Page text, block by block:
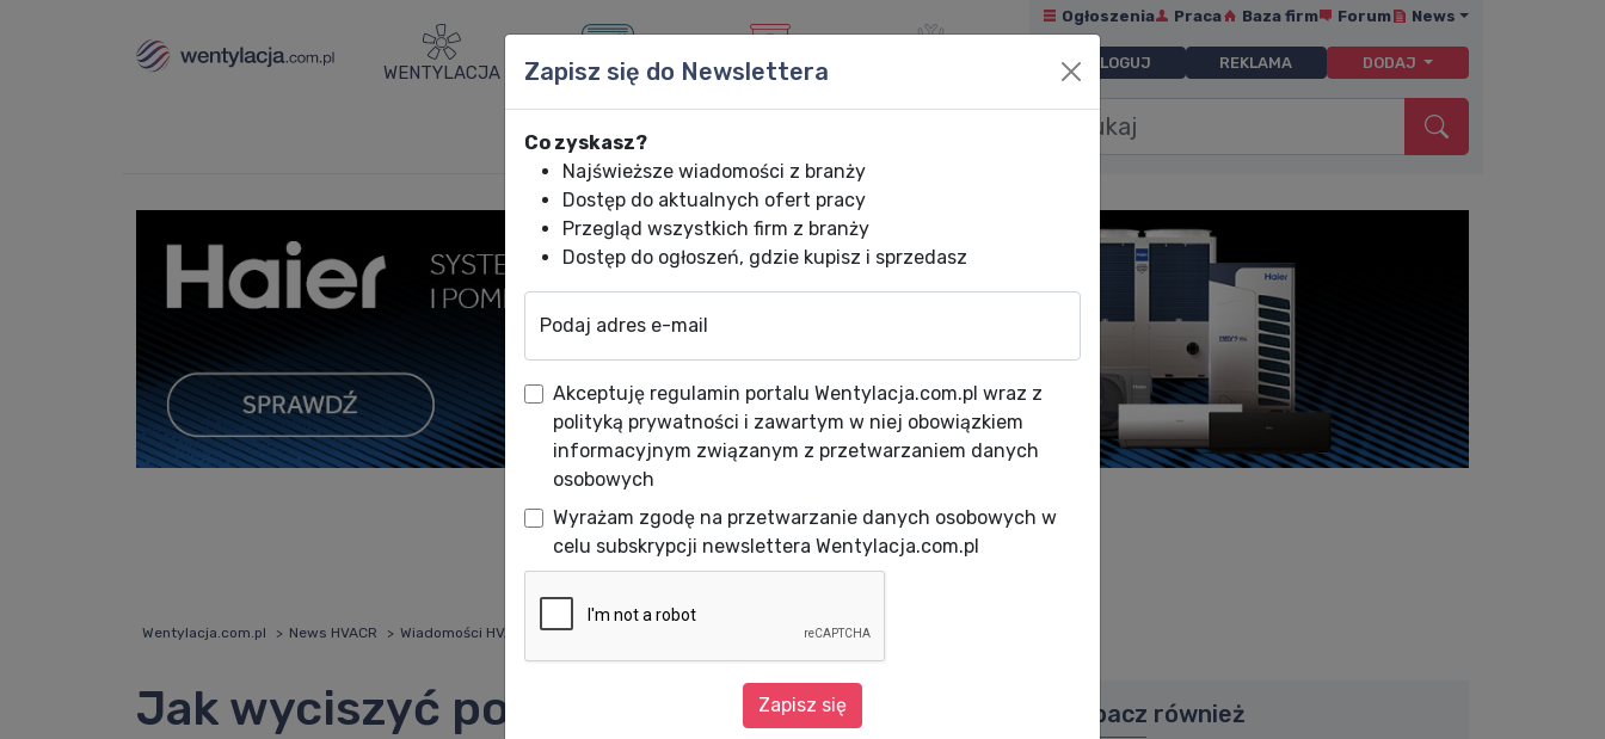
WENTYLACJA KLIMATYZACJA OGRZEWANIE
Ogłoszenia Praca Baza firm Forum News
ZALOGUJ REKLAMA DODAJ
Wentylacja.com.pl News HVACR Wiadomości HVACR Jak wyciszyć pompę ciepła?
Jak wyciszyć pompę ciepła? Zobacz również
Zapisz się do Newslettera
Co zyskasz?
Najświeższe wiadomości z branży
Dostęp do aktualnych ofert pracy
Przegląd wszystkich firm z branży
Dostęp do ogłoszeń, gdzie kupisz i sprzedasz
Podaj adres e-mail
Akceptuję regulamin portalu Wentylacja.com.pl wraz z
polityką prywatności i zawartym w niej obowiązkiem
informacyjnym związanym z przetwarzaniem danych
osobowych
Wyrażam zgodę na przetwarzanie danych osobowych w
celu subskrypcji newslettera Wentylacja.com.pl
Zapisz się